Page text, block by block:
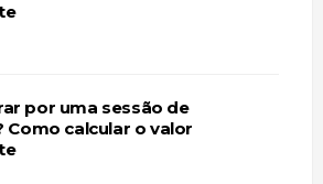
por uma sessão de
Como calcular o valor